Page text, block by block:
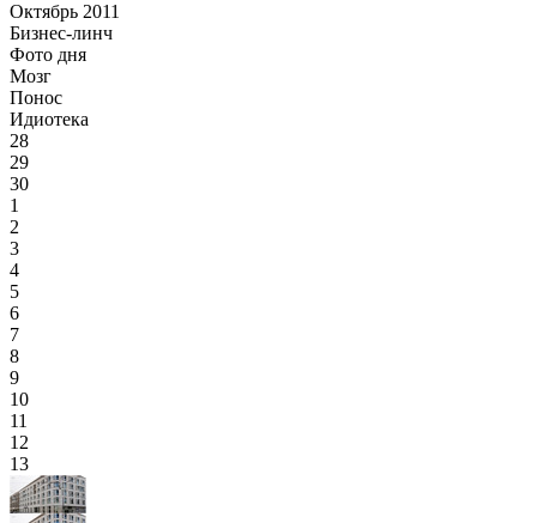
Октябрь 2011
Бизнес-линч
Фото дня
Мозг
Понос
Идиотека
28
29
30
1
2
3
4
5
6
7
8
9
10
11
12
13